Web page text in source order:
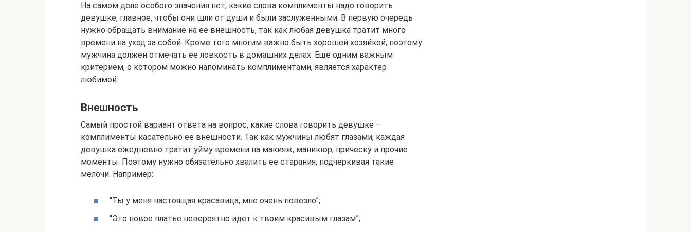
На самом деле особого значения нет, какие слова комплименты надо говорить
девушке, главное, чтобы они шли от души и были заслуженными. В первую очередь
нужно обращать внимание на ее внешность, так как любая девушка тратит много
времени на уход за собой. Кроме того многим важно быть хорошей хозяйкой, поэтому
мужчина должен отмечать ее ловкость в домашних делах. Еще одним важным
критерием, о котором можно напоминать комплиментами, является характер
любимой.
Внешность
Самый простой вариант ответа на вопрос, какие слова говорить девушке –
комплименты касательно ее внешности. Так как мужчины любят глазами, каждая
девушка ежедневно тратит уйму времени на макияж, маникюр, прическу и прочие
моменты. Поэтому нужно обязательно хвалить ее старания, подчеркивая такие
мелочи. Например:
“Ты у меня настоящая красавица, мне очень повезло”;
“Это новое платье невероятно идет к твоим красивым глазам”;